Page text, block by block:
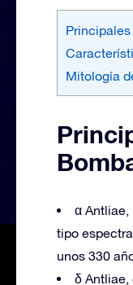
Mitología
α Antliae,
tipo
unos 330
δ Antliae,